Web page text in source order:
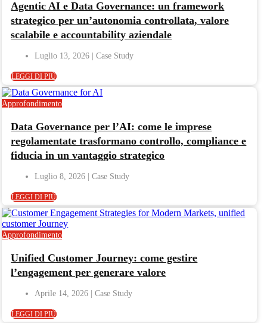
Agentic AI e Data Governance: un framework
strategico per un’autonomia controllata, valore
scalabile e accountability aziendale
Luglio 13, 2026
LEGGI DI PIÙ
Approfondimento
Data Governance per l’AI: come le imprese
regolamentate trasformano controllo, compliance e
fiducia in un vantaggio strategico
Luglio 8, 2026
LEGGI DI PIÙ
Approfondimento
Unified Customer Journey: come gestire
l’engagement per generare valore
Aprile 14, 2026
LEGGI DI PIÙ